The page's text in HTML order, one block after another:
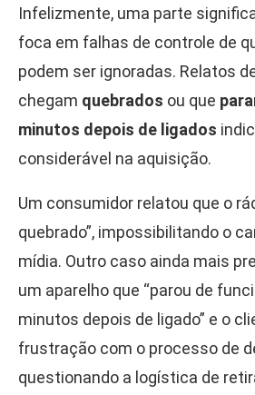
Infelizmente, uma parte
foca em falhas de controle de
podem ser ignoradas. Relatos
chegam quebrados ou que
minutos depois de ligados
considerável na aquisição.
Um consumidor relatou que o
quebrado”, impossibilitando o
mídia. Outro caso ainda mais
um aparelho que “parou de
minutos depois de ligado” e o
frustração com o processo de
questionando a logística de